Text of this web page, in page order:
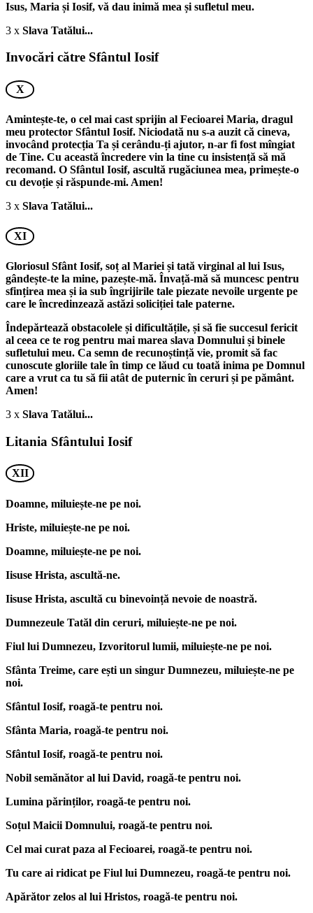
Isus, Maria și Iosif, vă dau inimă mea și sufletul meu.
3 x Slava Tatălui...
Invocări către Sfântul Iosif
X
Amintește-te, o cel mai cast sprijin al Fecioarei Maria, dragul
meu protector Sfântul Iosif. Niciodată nu s-a auzit că cineva,
invocând protecția Ta și cerându-ți ajutor, n-ar fi fost mîngiat
de Tine. Cu această încredere vin la tine cu insistență să mă
recomand. O Sfântul Iosif, ascultă rugăciunea mea, primește-o
cu devoție și răspunde-mi. Amen!
3 x Slava Tatălui...
XI
Gloriosul Sfânt Iosif, soț al Mariei și tată virginal al lui Isus,
gândește-te la mine, pazește-mă. Învață-mă să muncesc pentru
sfințirea mea și ia sub îngrijirile tale piezate nevoile urgente pe
care le încredinzează astăzi soliciției tale paterne.
Îndepărtează obstacolele și dificultățile, și să fie succesul fericit
al ceea ce te rog pentru mai marea slava Domnului și binele
sufletului meu. Ca semn de recunoștință vie, promit să fac
cunoscute gloriile tale în timp ce lăud cu toată inima pe Domnul
care a vrut ca tu să fii atât de puternic în ceruri și pe pământ.
Amen!
3 x Slava Tatălui...
Litania Sfântului Iosif
XII
Doamne, miluiește-ne pe noi.
Hriste, miluiește-ne pe noi.
Doamne, miluiește-ne pe noi.
Iisuse Hrista, ascultă-ne.
Iisuse Hrista, ascultă cu binevoință nevoie de noastră.
Dumnezeule Tatăl din ceruri, miluiește-ne pe noi.
Fiul lui Dumnezeu, Izvoritorul lumii, miluiește-ne pe noi.
Sfânta Treime, care ești un singur Dumnezeu, miluiește-ne pe
noi.
Sfântul Iosif, roagă-te pentru noi.
Sfânta Maria, roagă-te pentru noi.
Sfântul Iosif, roagă-te pentru noi.
Nobil semănător al lui David, roagă-te pentru noi.
Lumina părinților, roagă-te pentru noi.
Soțul Maicii Domnului, roagă-te pentru noi.
Cel mai curat paza al Fecioarei, roagă-te pentru noi.
Tu care ai ridicat pe Fiul lui Dumnezeu, roagă-te pentru noi.
Apărător zelos al lui Hristos, roagă-te pentru noi.